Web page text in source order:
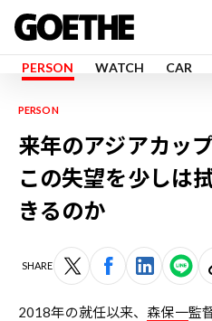
PERSON WATCH CAR
PERSON
来年のアジアカッ
この失望を少しは
きるのか
SHARE
2018年の就任以来、 森保一監